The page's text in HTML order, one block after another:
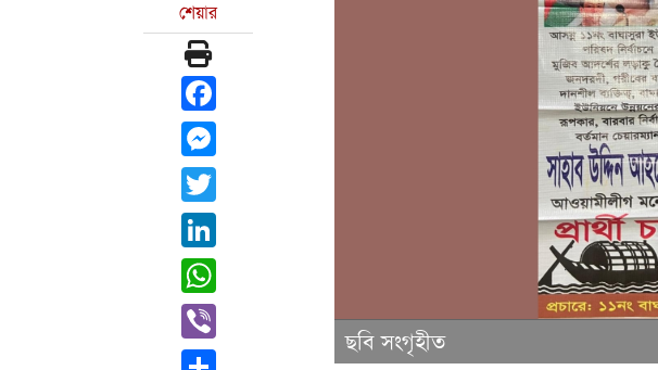
শেয়ার
Facebook
Messenger
Twitter
LinkedIn
WhatsApp
Viber
Share
ছবি সংগৃহীত